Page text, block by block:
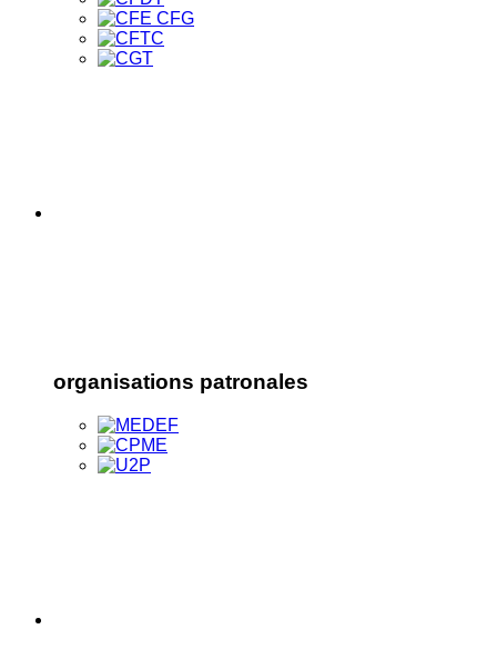
organisations patronales